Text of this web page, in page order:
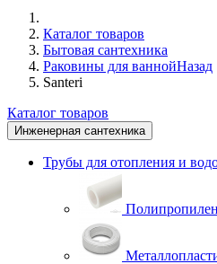
Каталог товаров
Бытовая сантехника
Раковины для ваннойНазад
Santeri
Каталог товаров
Инженерная сантехника
Трубы для отопления и